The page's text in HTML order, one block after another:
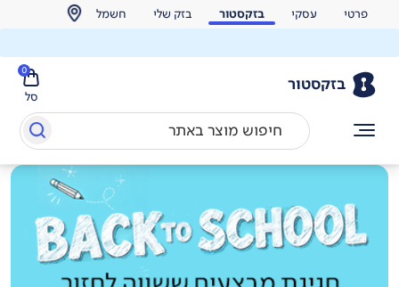
פרטי עסקי בזקסטור בזק שלי חשמל
בזקסטור
סל
0